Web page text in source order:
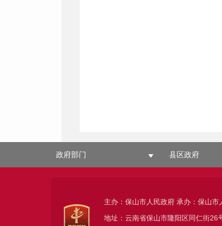
政府部门 县区政府
主办：保山市人民政府 承办：保山市
地址：云南省保山市隆阳区同仁街26